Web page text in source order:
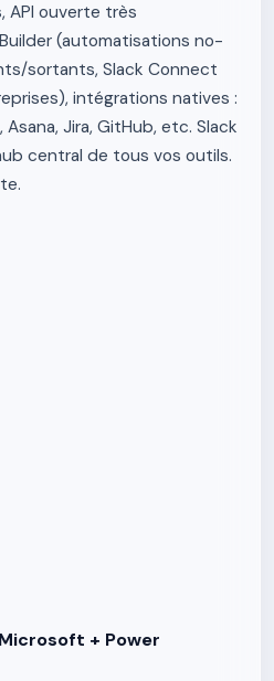
API ouverte très
(automatisations no-
sortants, Slack Connect
intégrations natives :
Jira, GitHub, etc. Slack
central de tous vos outils.
+ Power